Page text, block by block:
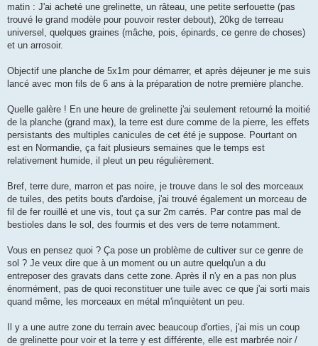
matin : J'ai acheté une grelinette, un râteau, une petite serfouette (pas
trouvé le grand modèle pour pouvoir rester debout), 20kg de terreau
universel, quelques graines (mâche, pois, épinards, ce genre de choses)
et un arrosoir.
Objectif une planche de 5x1m pour démarrer, et après déjeuner je me suis
lancé avec mon fils de 6 ans à la préparation de notre première planche.
Quelle galère ! En une heure de grelinette j'ai seulement retourné la moitié
de la planche (grand max), la terre est dure comme de la pierre, les effets
persistants des multiples canicules de cet été je suppose. Pourtant on
est en Normandie, ça fait plusieurs semaines que le temps est
relativement humide, il pleut un peu régulièrement.
Bref, terre dure, marron et pas noire, je trouve dans le sol des morceaux
de tuiles, des petits bouts d'ardoise, j'ai trouvé également un morceau de
fil de fer rouillé et une vis, tout ça sur 2m carrés. Par contre pas mal de
bestioles dans le sol, des fourmis et des vers de terre notamment.
Vous en pensez quoi ? Ça pose un problème de cultiver sur ce genre de
sol ? Je veux dire que à un moment ou un autre quelqu'un a du
entreposer des gravats dans cette zone. Après il n'y en a pas non plus
énormément, pas de quoi reconstituer une tuile avec ce que j'ai sorti mais
quand même, les morceaux en métal m'inquiètent un peu.
Il y a une autre zone du terrain avec beaucoup d'orties, j'ai mis un coup
de grelinette pour voir et la terre y est différente, elle est marbrée noir /